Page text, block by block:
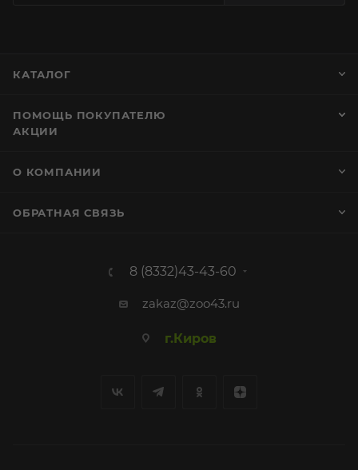
КАТАЛОГ
ПОМОЩЬ ПОКУПАТЕЛЮ
АКЦИИ
О КОМПАНИИ
ОБРАТНАЯ СВЯЗЬ
8 (8332)43-43-60
zakaz@zoo43.ru
г.Киров